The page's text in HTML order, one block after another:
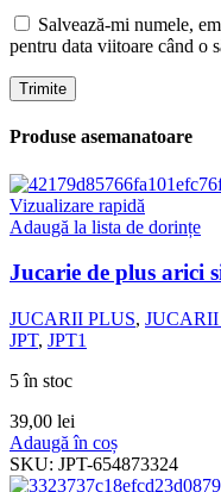
Salvează-mi numele,
pentru data viitoare când o
Produse asemanatoare
Vizualizare rapidă
Adaugă la lista de dorințe
Jucarie de plus arici
JUCARII PLUS,
JPT, JPT1
5 în stoc
39,00 lei
Adaugă în coș
SKU: JPT-654873324